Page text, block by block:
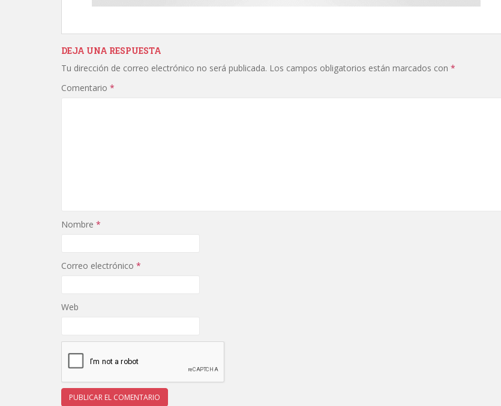
DEJA UNA RESPUESTA
Tu dirección de correo electrónico no será publicada. Los campos obligatorios están marcados con *
Comentario *
Nombre *
Correo electrónico *
Web